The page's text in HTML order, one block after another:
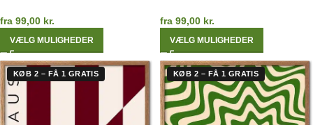
fra 99,00 kr.
VÆLG MULIGHEDER
fra 99,00 kr.
VÆLG MULIGHEDER
KØB 2 – FÅ 1 GRATIS KØB 2 – FÅ 1 GRATIS